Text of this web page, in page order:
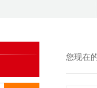
您现在